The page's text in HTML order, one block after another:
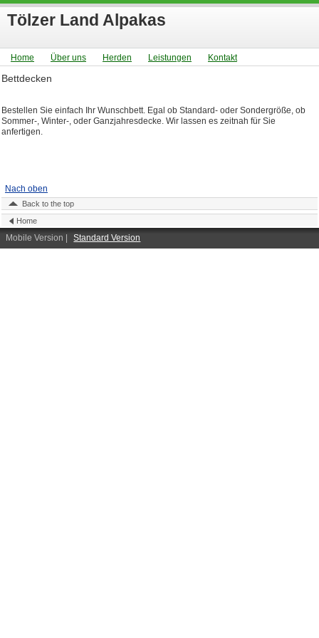
Tölzer Land Alpakas
Home Über uns Herden Leistungen Kontakt
Bettdecken
Bestellen Sie einfach Ihr Wunschbett. Egal ob Standard- oder Sondergröße, ob
Sommer-, Winter-, oder Ganzjahresdecke. Wir lassen es zeitnah für Sie
anfertigen.
Nach oben
Back to the top
Home
Mobile Version Standard Version